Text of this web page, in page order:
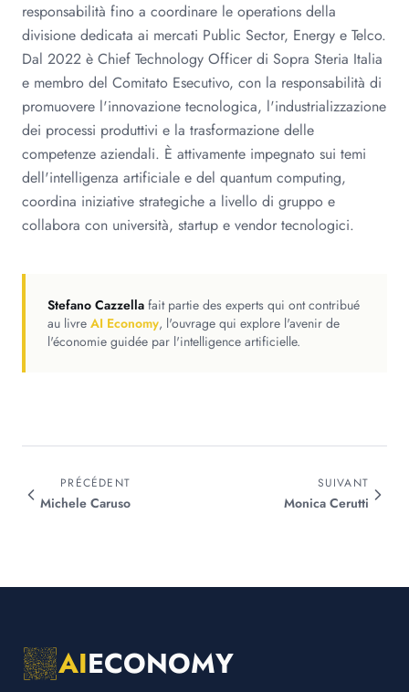
responsabilità fino a coordinare le operations della
divisione dedicata ai mercati Public Sector, Energy e Telco.
Dal 2022 è Chief Technology Officer di Sopra Steria Italia
e membro del Comitato Esecutivo, con la responsabilità di
promuovere l'innovazione tecnologica, l'industrializzazione
dei processi produttivi e la trasformazione delle
competenze aziendali. È attivamente impegnato sui temi
dell'intelligenza artificiale e del quantum computing,
coordina iniziative strategiche a livello di gruppo e
collabora con università, startup e vendor tecnologici.
Stefano Cazzella fait partie des experts qui ont contribué
au livre AI Economy, l'ouvrage qui explore l'avenir de
l'économie guidée par l'intelligence artificielle.
PRÉCÉDENT
Michele Caruso
SUIVANT
Monica Cerutti
AIECONOMY